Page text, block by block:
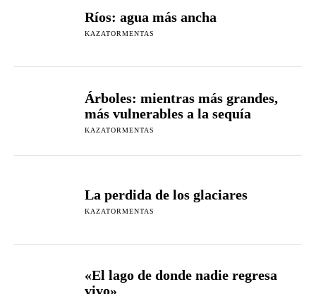
Ríos: agua más ancha
KAZATORMENTAS
Árboles: mientras más grandes,
más vulnerables a la sequía
KAZATORMENTAS
La perdida de los glaciares
KAZATORMENTAS
«El lago de donde nadie regresa
vivo»